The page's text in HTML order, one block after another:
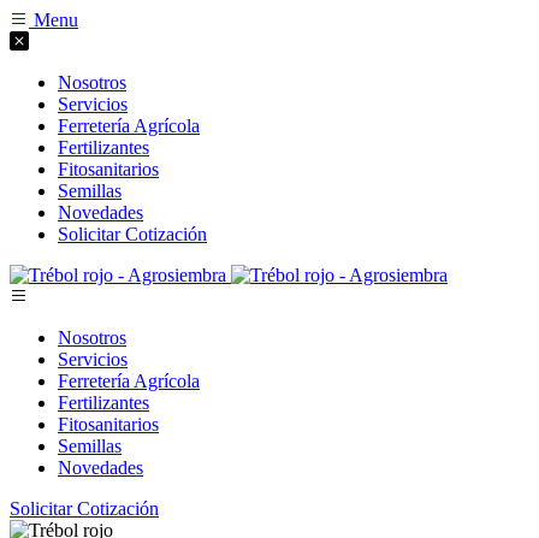
Menu
Nosotros
Servicios
Ferretería Agrícola
Fertilizantes
Fitosanitarios
Semillas
Novedades
Solicitar Cotización
Nosotros
Servicios
Ferretería Agrícola
Fertilizantes
Fitosanitarios
Semillas
Novedades
Solicitar Cotización